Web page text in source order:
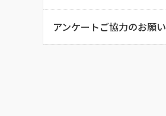
アンケートご協力のお願い